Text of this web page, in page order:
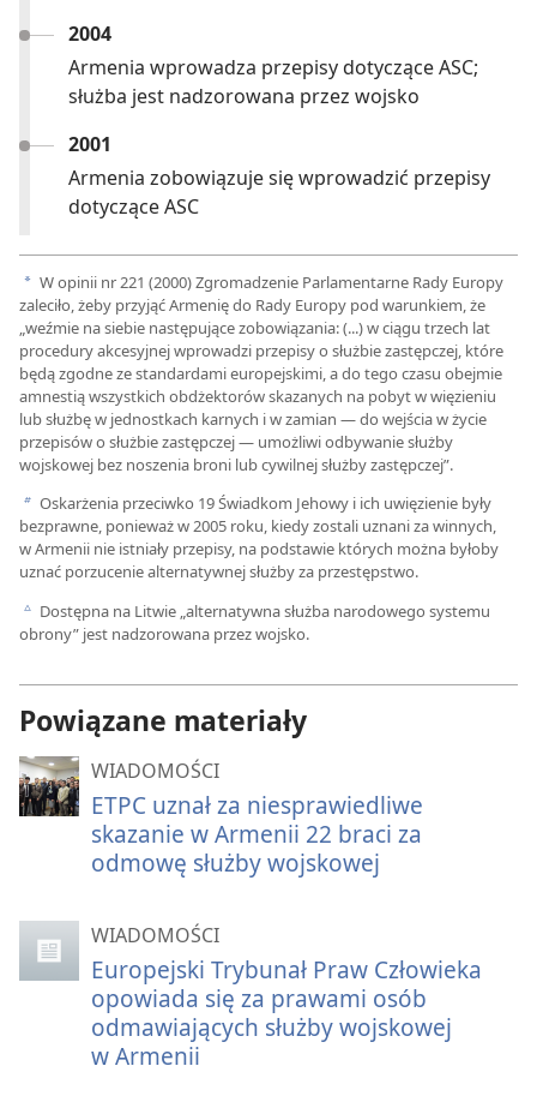
2004
Armenia wprowadza przepisy dotyczące ASC;
służba jest nadzorowana przez wojsko
2001
Armenia zobowiązuje się wprowadzić przepisy
dotyczące ASC
a W opinii nr 221 (2000) Zgromadzenie Parlamentarne Rady Europy
zaleciło, żeby przyjąć Armenię do Rady Europy pod warunkiem, że
„weźmie na siebie następujące zobowiązania: (...) w ciągu trzech lat
procedury akcesyjnej wprowadzi przepisy o służbie zastępczej, które
będą zgodne ze standardami europejskimi, a do tego czasu obejmie
amnestią wszystkich obdżektorów skazanych na pobyt w więzieniu
lub służbę w jednostkach karnych i w zamian — do wejścia w życie
przepisów o służbie zastępczej — umożliwi odbywanie służby
wojskowej bez noszenia broni lub cywilnej służby zastępczej”.
b Oskarżenia przeciwko 19 Świadkom Jehowy i ich uwięzienie były
bezprawne, ponieważ w 2005 roku, kiedy zostali uznani za winnych,
w Armenii nie istniały przepisy, na podstawie których można byłoby
uznać porzucenie alternatywnej służby za przestępstwo.
c Dostępna na Litwie „alternatywna służba narodowego systemu
obrony” jest nadzorowana przez wojsko.
Powiązane materiały
WIADOMOŚCI
ETPC uznał za niesprawiedliwe
skazanie w Armenii 22 braci za
odmowę służby wojskowej
WIADOMOŚCI
Europejski Trybunał Praw Człowieka
opowiada się za prawami osób
odmawiających służby wojskowej
w Armenii